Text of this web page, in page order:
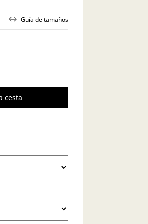
Guía de tamaños